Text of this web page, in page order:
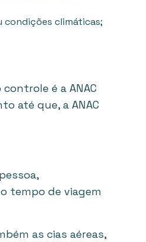
condições climáticas;
é a ANAC
até que, a ANAC
tempo de viagem
as cias aéreas,